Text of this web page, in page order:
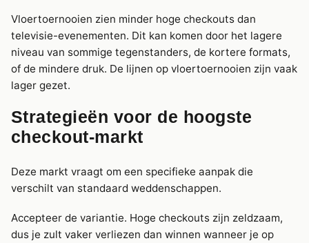
Vloertoernooien zien minder hoge checkouts dan
televisie-evenementen. Dit kan komen door het lagere
niveau van sommige tegenstanders, de kortere formats,
of de mindere druk. De lijnen op vloertoernooien zijn vaak
lager gezet.
Strategieën voor de hoogste
checkout-markt
Deze markt vraagt om een specifieke aanpak die
verschilt van standaard weddenschappen.
Accepteer de variantie. Hoge checkouts zijn zeldzaam,
dus je zult vaker verliezen dan winnen wanneer je op